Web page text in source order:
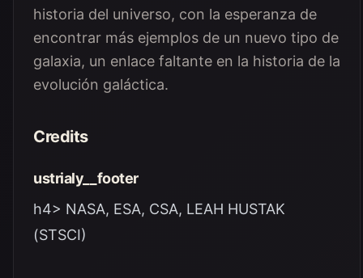
historia del universo, con la esperanza de
encontrar más ejemplos de un nuevo tipo de
galaxia, un enlace faltante en la historia de la
evolución galáctica.
Credits
ustrialy__footer
h4> NASA, ESA, CSA, LEAH HUSTAK
(STSCI)